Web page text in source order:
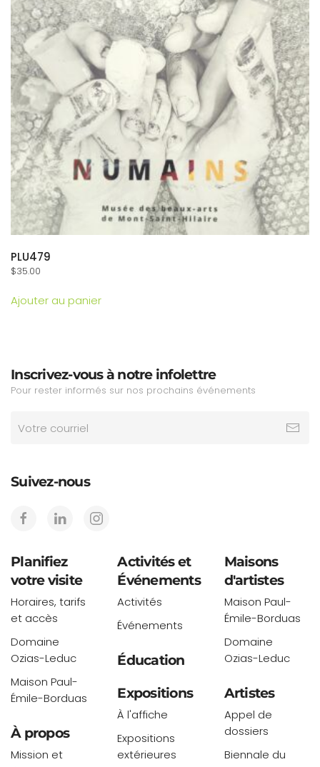
PLU479
$35.00
Ajouter au panier
Inscrivez-vous à notre infolettre
Pour rester informés sur nos prochains événements
Suivez-nous
Planifiez
votre visite
Horaires, tarifs
et accès
Domaine
Ozias-Leduc
Maison Paul-
Émile-Borduas
À propos
Mission et
Activités et
Événements
Activités
Événements
Éducation
Expositions
À l'affiche
Expositions
extérieures
Maisons
d'artistes
Maison Paul-
Émile-Borduas
Domaine
Ozias-Leduc
Artistes
Appel de
dossiers
Biennale du